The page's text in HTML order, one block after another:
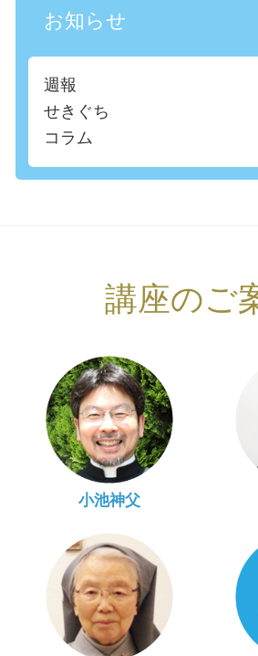
お知らせ
週報
せきぐち
コラム
講座のご
小池神父